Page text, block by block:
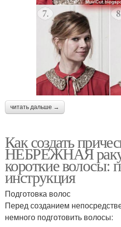
читать дальше →
Как создать
НЕБРЕЖНАЯ
короткие волосы:
инструкция
Подготовка волос
Перед созданием
немного подготовить волосы: